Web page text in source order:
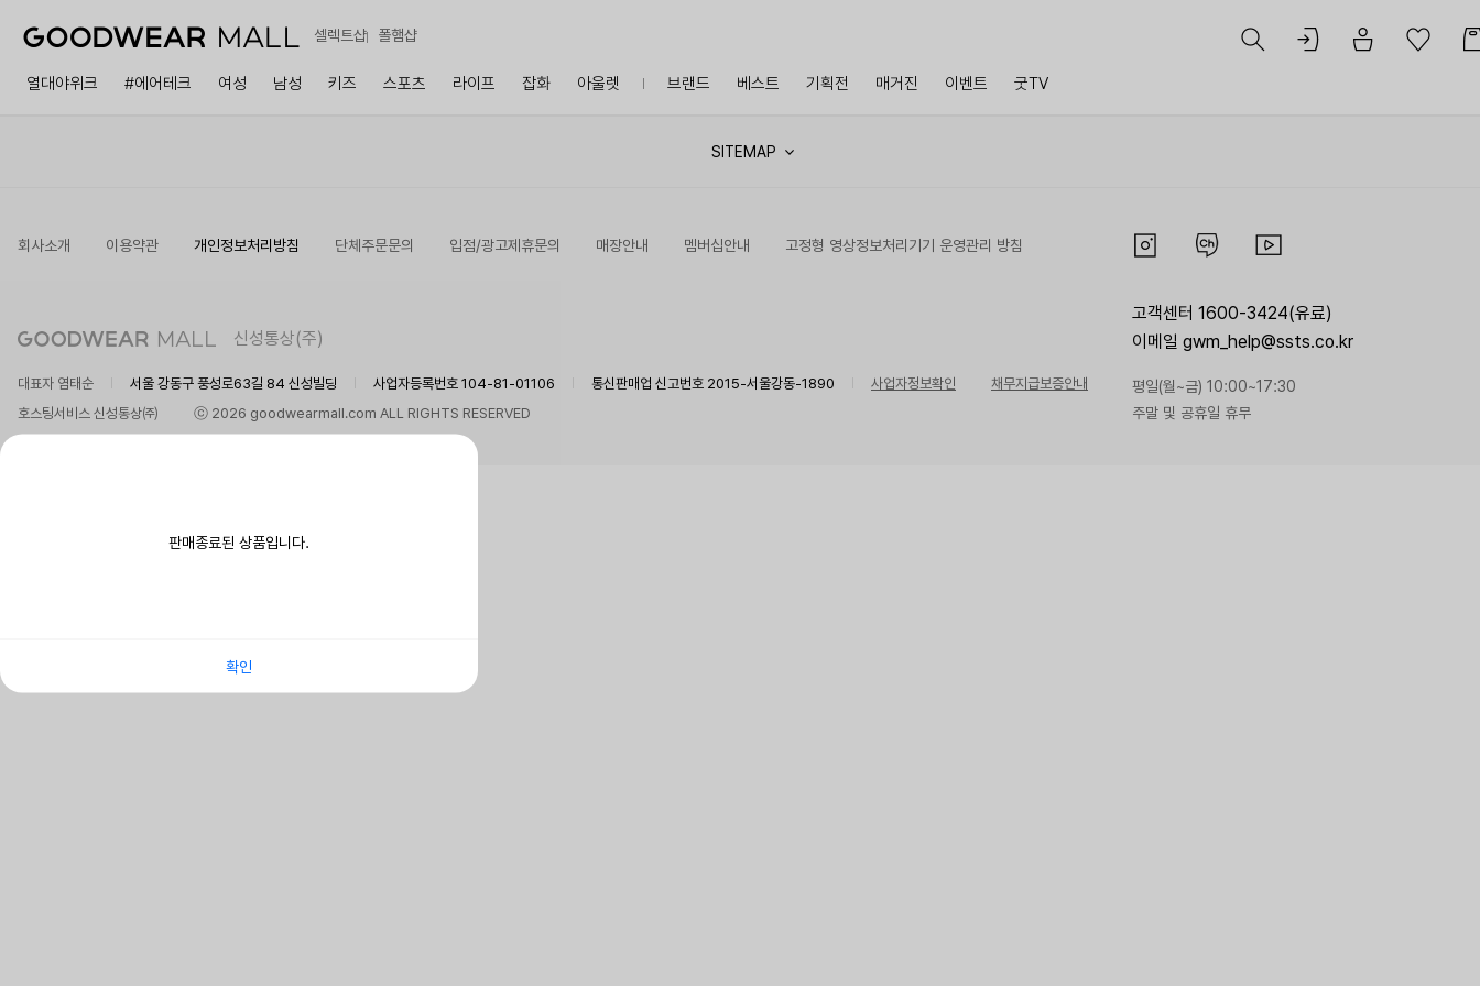
셀렉트샵 폴햄샵
열대야위크 #에어테크 여성 남성 키즈 스포츠 라이프 잡화 아울렛 브랜드 베스트 기획전 매거진 이벤트 굿TV
판매종료된 상품입니다.
확인
SITEMAP
회사소개 이용약관 개인정보처리방침 단체주문문의 입점/광고제휴문의 매장안내 멤버십안내 고정형 영상정보처리기기 운영관리 방침
신성통상(주)
대표자 염태순 서울 강동구 풍성로63길 84 신성빌딩 사업자등록번호 104-81-01106 통신판매업 신고번호 2015-서울강동-1890 사업자정보확인
채무지급보증안내
호스팅서비스 신성통상㈜
ⓒ 2026 goodwearmall.com ALL RIGHTS RESERVED
고객센터 1600-3424(유료)
이메일 gwm_help@ssts.co.kr
평일(월~금) 10:00~17:30
주말 및 공휴일 휴무